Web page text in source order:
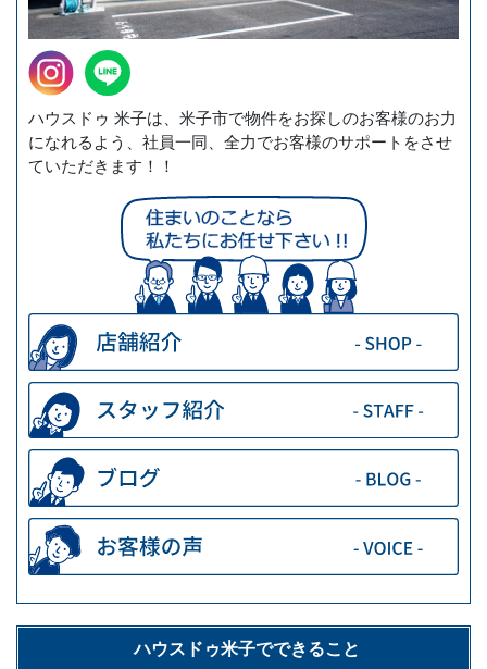
す。
お問い合わせ
個人情報の取り扱いに関するお問い合わせは、下記
窓口にて受け付けております。
【個人情報取扱い窓口】
西日本ホーム株式会社 本社総務課
〒690-0049 島根県松江市袖師町2番32号
TEL：0852-24-7703 FAX：0852-24-7708
ハウスドゥ 米子は、米子市で物件をお探しのお客様のお力
になれるよう、社員一同、全力でお客様のサポートをさせ
ていただきます！！
ハウスドゥ米子でできること